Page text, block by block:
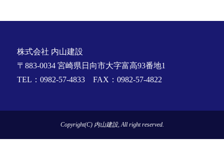
株式会社 内山建設
〒883-0034 宮崎県日向市大字富高93番地1
TEL：0982-57-4833 FAX：0982-57-4822
Copyright(C) 内山建設, All right reserved.